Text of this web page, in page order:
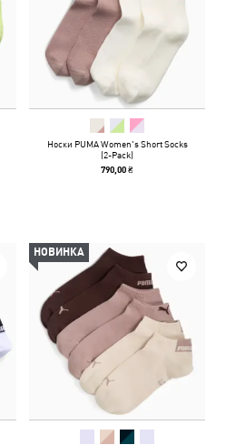
Носки PUMA Women's Short Socks
(2-Pack)
790,00 ₴
НОВИНКА